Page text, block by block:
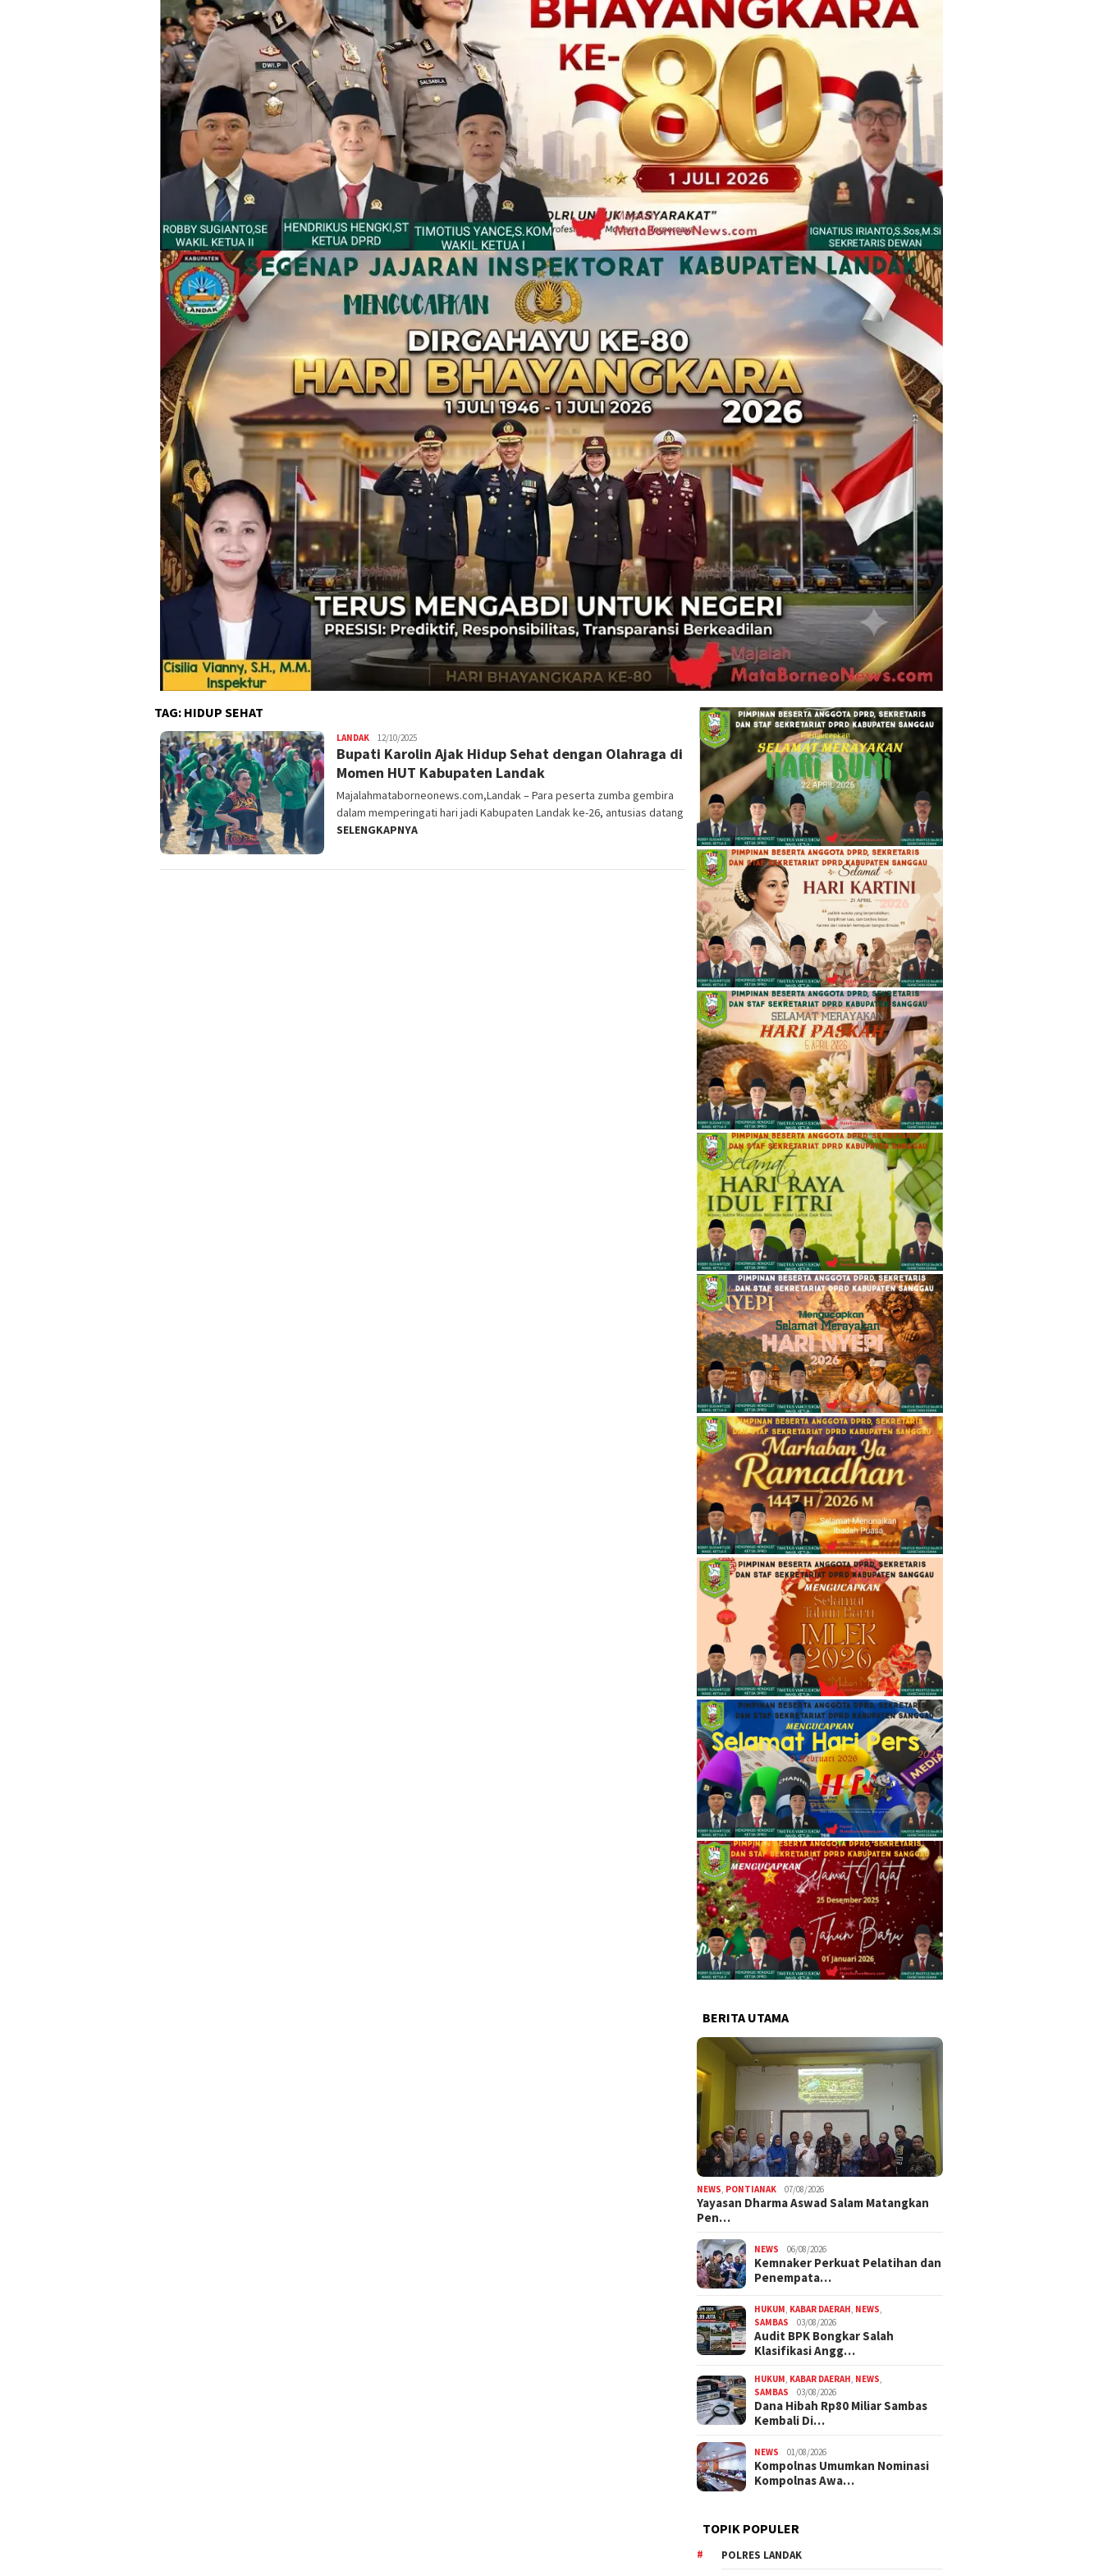
TAG: HIDUP SEHAT
LANDAK user_bvfDuH
12/10/2025
Bupati Karolin Ajak Hidup Sehat dengan Olahraga di
Momen HUT Kabupaten Landak
Majalahmataborneonews.com,Landak – Para peserta zumba gembira
dalam memperingati hari jadi Kabupaten Landak ke-26, antusias datang
SELENGKAPNYA
BERITA UTAMA
NEWS PONTIANAK 07/08/2026
Yayasan Dharma Aswad Salam Matangkan
Pen…
NEWS 06/08/2026
Kemnaker Perkuat Pelatihan dan
Penempata…
HUKUM KABAR DAERAH NEWS
SAMBAS
03/08/2026
Audit BPK Bongkar Salah
Klasifikasi Angg…
HUKUM KABAR DAERAH NEWS
SAMBAS
03/08/2026
Dana Hibah Rp80 Miliar Sambas
Kembali Di…
NEWS 01/08/2026
Kompolnas Umumkan Nominasi
Kompolnas Awa…
TOPIK POPULER
POLRES LANDAK